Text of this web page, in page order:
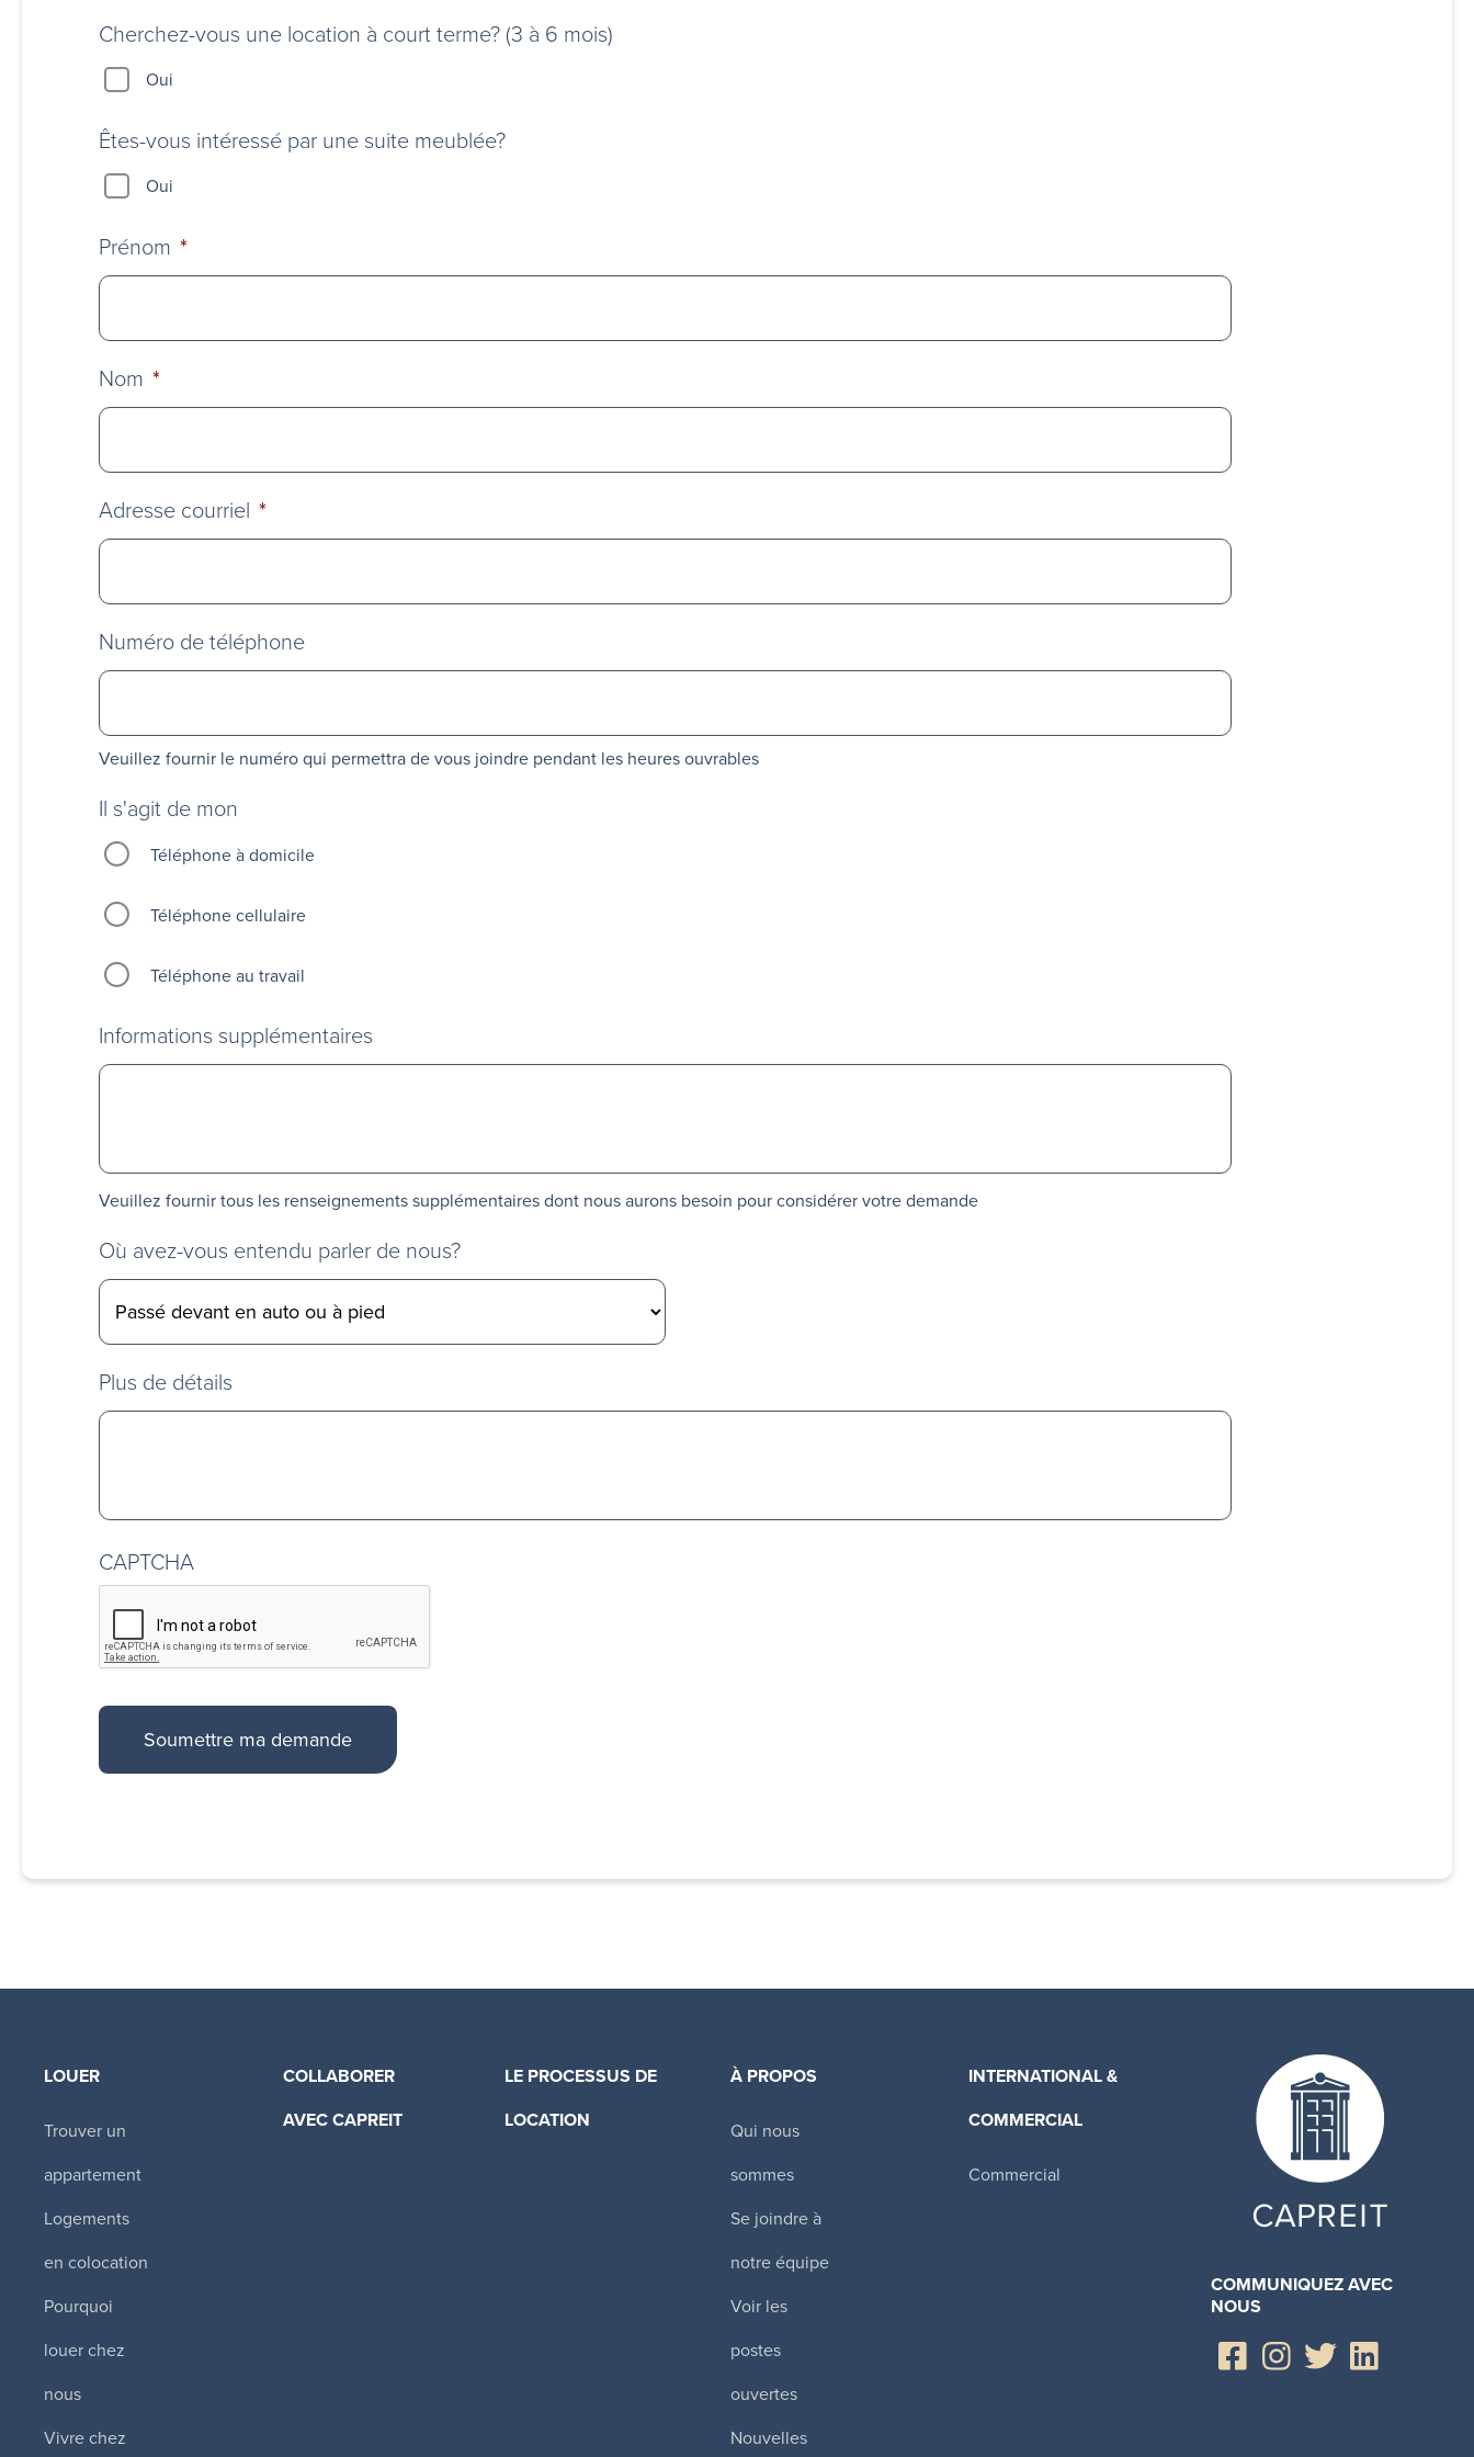
stationnement?
Cherchez-vous une location à court terme? (3 à 6 mois)
Oui
Êtes-vous intéressé par une suite meublée?
Oui
Prénom *
Nom *
Adresse courriel *
Numéro de téléphone
Veuillez fournir le numéro qui permettra de vous joindre pendant les heures ouvrables
Il s'agit de mon
Téléphone à domicile
Téléphone cellulaire
Téléphone au travail
Informations supplémentaires
Veuillez fournir tous les renseignements supplémentaires dont nous aurons besoin pour considérer votre demande
Où avez-vous entendu parler de nous?
Plus de détails
CAPTCHA
LOUER
Trouver un
appartement
Logements
en colocation
Pourquoi
louer chez
nous
Vivre chez
COLLABORER
AVEC CAPREIT​
LE PROCESSUS DE
LOCATION
À PROPOS
Qui nous
sommes
Se joindre à
notre équipe
Voir les
postes
ouvertes
Nouvelles
INTERNATIONAL &
COMMERCIAL
Commercial
Canadian Apartment Properties REIT
COMMUNIQUEZ AVEC
NOUS